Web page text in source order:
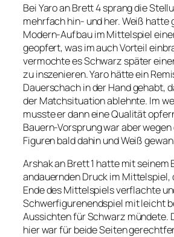
Bei Yaro an Brett 4 sprang die
mehrfach hin- und her. Weiß hatte
Modern-Aufbau im Mittelspiel
geopfert, was im auch Vorteil
vermochte es Schwarz später
zu inszenieren. Yaro hätte ein
Dauerschach in der Hand gehabt,
der Matchsituation ablehnte. Im
musste er dann eine Qualität
Bauern-Vorsprung war aber
Figuren bald dahin und Weiß
Arshak an Brett 1 hatte mit
andauernden Druck im Mittelspiel,
Ende des Mittelspiels verflachte
Schwerfigurenendspiel mit leicht
Aussichten für Schwarz mündete.
hier war für beide Seiten